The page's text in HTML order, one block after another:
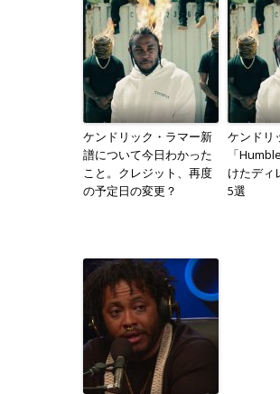
ケンドリック・ラマー新
譜について今日わかった
こと。クレジット、再度
の予定日の変更？
ケンドリ
「
けたディ
5選